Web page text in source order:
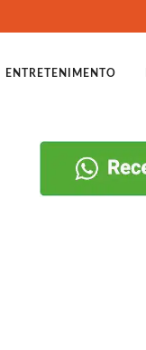
ENTRETENIMENTO